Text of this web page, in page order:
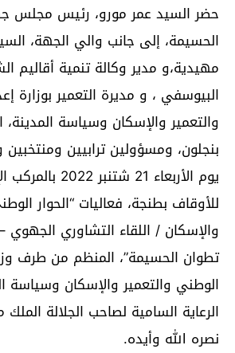
حضر السيد عمر مورو، رئيس مجلس
الحسيمة، إلى جانب والي الجهة،
مهيدية،و مدير وكالة تنمية أقاليم
البيوسفي ، و مديرة التعمير بوزارة
والتعمير والإسكان وسياسة المدينة،
بنجلون، ومسؤولين ترابيين
يوم الأربعاء 21
للأوقاف بطنجة، فعاليات “الحوار
والإسكان / اللقاء التشاوري
تطوان الحسيمة”، المنظم من طرف
الوطني والتعمير والإسكان وسياسة
الرعاية السامية لصاحب الجلالة
نصره الله وأيده.